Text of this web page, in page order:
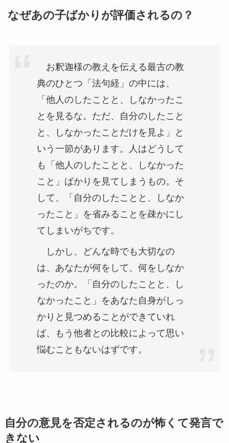
なぜあの子ばかりが評価されるの？
お釈迦様の教えを伝える最古の教
典のひとつ「法句経」の中には、
「他人のしたことと、しなかったこ
とを見るな。ただ、自分のしたこと
と、しなかったことだけを見よ」と
いう一節があります。人はどうして
も「他人のしたことと、しなかった
こと」ばかりを見てしまうもの。そ
して、「自分のしたことと、しなか
ったこと」を省みることを疎かにし
てしまいがちです。
しかし、どんな時でも大切なの
は、あなたが何をして、何をしなか
ったのか。「自分のしたことと、し
なかったこと」をあなた自身がしっ
かりと見つめることができていれ
ば、もう他者との比較によって思い
悩むこともないはずです。
自分の意見を否定されるのが怖くて発言で
きない